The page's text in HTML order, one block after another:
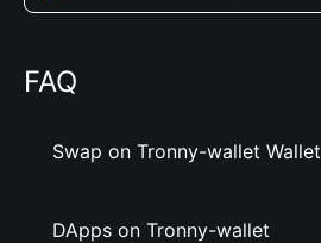
FAQ
Swap on Tronny-wallet Wallet
DApps on Tronny-wallet